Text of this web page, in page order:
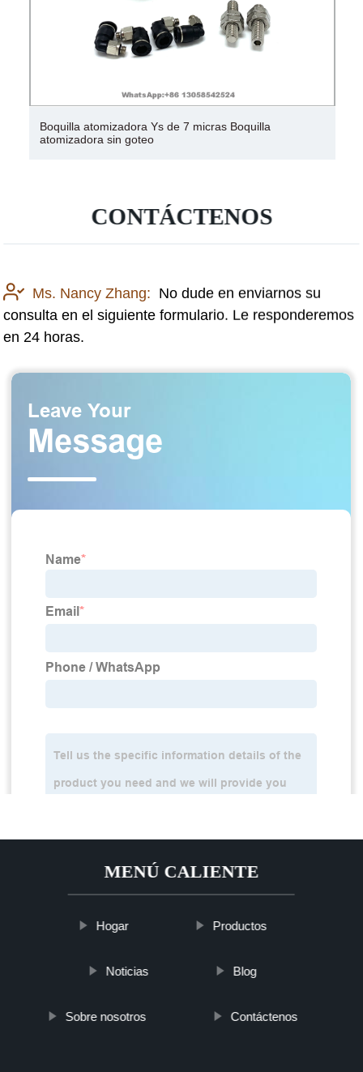
Boquilla de atomización de aire tipo sifón de acero
inoxidable
CONTÁCTENOS
Ms. Nancy Zhang: No dude en enviarnos su
consulta en el siguiente formulario. Le responderemos
en 24 horas.
MENÚ CALIENTE
Hogar Productos
Noticias Blog
Sobre nosotros Contáctenos